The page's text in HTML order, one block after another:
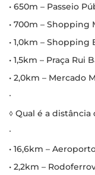
• 650m – Passeio
• 700m – Shopping
• 1,0km – Shopping
• 1,5km – Praça Rui
• 2,0km – Mercado
∙
◊ Qual é a
∙
• 16,6km –
• 2,2km –